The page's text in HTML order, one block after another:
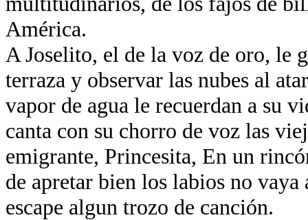
América.
A Joselito, el de la voz de oro, le
terraza y observar las nubes al
vapor de agua le recuerdan a su
canta con su chorro de voz las
emigrante, Princesita, En un
de apretar bien los labios no
escape algun trozo de canción.